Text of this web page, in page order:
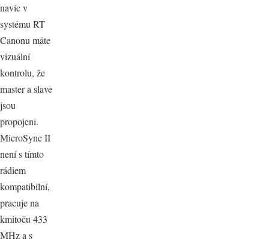
navíc v
systému RT
Canonu máte
vizuální
kontrolu, že
master a slave
jsou
propojeni.
MicroSync II
není s tímto
rádiem
kompatibilní,
pracuje na
kmitoču 433
MHz a s